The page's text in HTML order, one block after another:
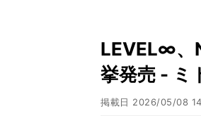
LEVEL∞、
挙発売 - ミ
掲載日 2026/05/08